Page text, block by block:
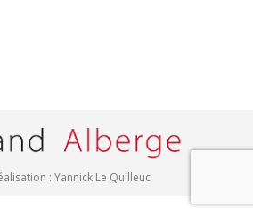
: Yannick Le Quilleuc